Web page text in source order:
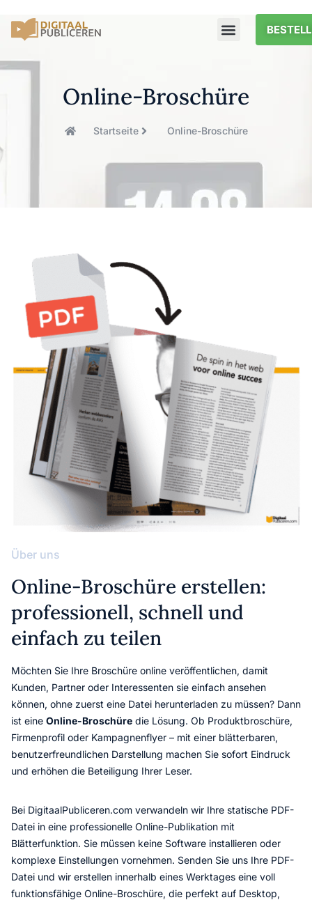
Online-Broschüre
Startseite Online-Broschüre
Über uns
Online-Broschüre erstellen:
professionell, schnell und
einfach zu teilen
Möchten Sie Ihre Broschüre online veröffentlichen, damit
Kunden, Partner oder Interessenten sie einfach ansehen
können, ohne zuerst eine Datei herunterladen zu müssen? Dann
ist eine Online-Broschüre die Lösung. Ob Produktbroschüre,
Firmenprofil oder Kampagnenflyer – mit einer blätterbaren,
benutzerfreundlichen Darstellung machen Sie sofort Eindruck
und erhöhen die Beteiligung Ihrer Leser.
Bei DigitaalPubliceren.com verwandeln wir Ihre statische PDF-
Datei in eine professionelle Online-Publikation mit
Blätterfunktion. Sie müssen keine Software installieren oder
komplexe Einstellungen vornehmen. Senden Sie uns Ihre PDF-
Datei und wir erstellen innerhalb eines Werktages eine voll
funktionsfähige Online-Broschüre, die perfekt auf Desktop,